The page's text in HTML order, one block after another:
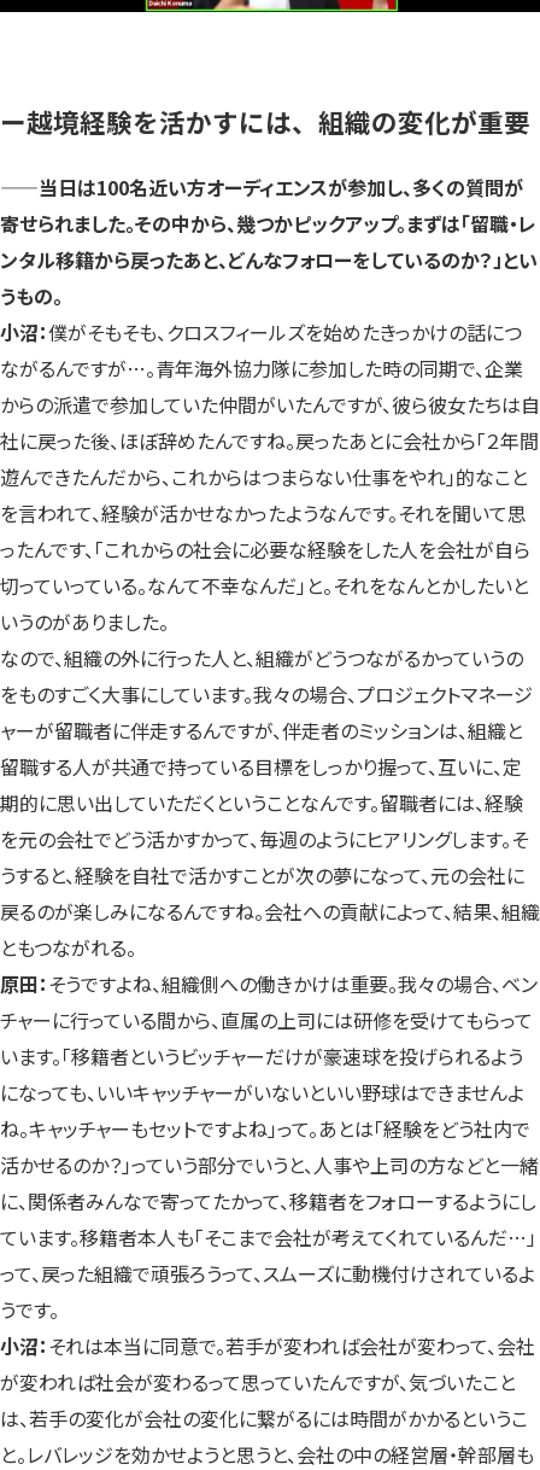
ー越境経験を活かすには、組織の変化が重要
——当日は100名近い方オーディエンスが参加し、多くの質問が
寄せられました。その中から、幾つかピックアップ。まずは「留職・レ
ンタル移籍から戻ったあと、どんなフォローをしているのか？」とい
うもの。
小沼：僕がそもそも、クロスフィールズを始めたきっかけの話につ
ながるんですが…。青年海外協力隊に参加した時の同期で、企業
からの派遣で参加していた仲間がいたんですが、彼ら彼女たちは自
社に戻った後、ほぼ辞めたんですね。戻ったあとに会社から「２年間
遊んできたんだから、これからはつまらない仕事をやれ」的なこと
を言われて、経験が活かせなかったようなんです。それを聞いて思
ったんです、「これからの社会に必要な経験をした人を会社が自ら
切っていっている。なんて不幸なんだ」と。それをなんとかしたいと
いうのがありました。
なので、組織の外に行った人と、組織がどうつながるかっていうの
をものすごく大事にしています。我々の場合、プロジェクトマネージ
ャーが留職者に伴走するんですが、伴走者のミッションは、組織と
留職する人が共通で持っている目標をしっかり握って、互いに、定
期的に思い出していただくということなんです。留職者には、経験
を元の会社でどう活かすかって、毎週のようにヒアリングします。そ
うすると、経験を自社で活かすことが次の夢になって、元の会社に
戻るのが楽しみになるんですね。会社への貢献によって、結果、組織
ともつながれる。
原田： そうですよね、組織側への働きかけは重要。我々の場合、ベン
チャーに行っている間から、直属の上司には研修を受けてもらって
います。「移籍者というビッチャーだけが豪速球を投げられるよう
になっても、いいキャッチャーがいないといい野球はできませんよ
ね。キャッチャーもセットですよね」って。あとは「経験をどう社内で
活かせるのか？」っていう部分でいうと、人事や上司の方などと一緒
に、関係者みんなで寄ってたかって、移籍者をフォローするようにし
ています。移籍者本人も「そこまで会社が考えてくれているんだ…」
って、戻った組織で頑張ろうって、スムーズに動機付けされているよ
うです。
小沼： それは本当に同意で。若手が変われば会社が変わって、会社
が変われば社会が変わるって思っていたんですが、気づいたこと
は、若手の変化が会社の変化に繋がるには時間がかかるというこ
と。レバレッジを効かせようと思うと、会社の中の経営層・幹部層も